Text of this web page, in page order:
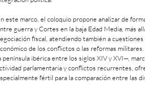
este marco, el coloquio propone analizar de
guerra y Cortes en la baja Edad Media, más
fiscal, atendiendo también a
de los conflictos o las reformas
península ibérica entre los siglos XIV y XVI—,
parlamentaria y conflictos recurrentes,
fértil para la comparación entre las